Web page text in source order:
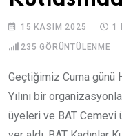
15 KASIM 2025 1
235 GÖRÜNTÜLENME
Geçtiğimiz Cuma günü
Yılını bir
üyeleri ve BAT Cemevi